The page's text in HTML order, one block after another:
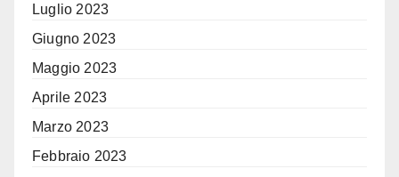
Luglio 2023
Giugno 2023
Maggio 2023
Aprile 2023
Marzo 2023
Febbraio 2023